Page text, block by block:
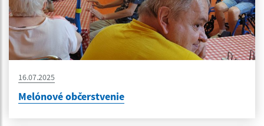
16.07.2025
Melónové občerstvenie